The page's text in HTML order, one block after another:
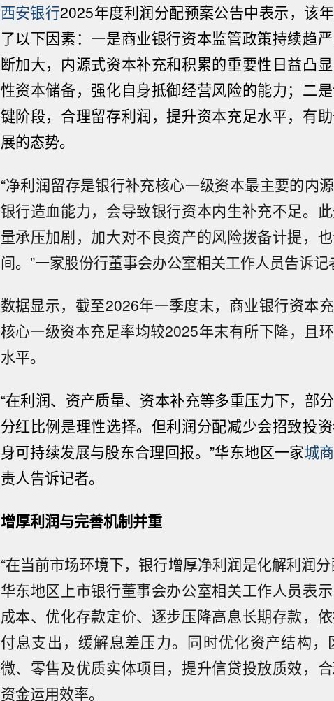
西安银行2025年度利润分配预案公告中表示，该
了以下因素：一是商业银行资本监管政策持续趋
断加大，内源式资本补充和积累的重要性日益凸
性资本储备，强化自身抵御经营风险的能力；二
键阶段，合理留存利润，提升资本充足水平，有
展的态势。
“净利润留存是银行补充核心一级资本最主要的内
银行造血能力，会导致银行资本内生补充不足。
量承压加剧，加大对不良资产的风险拨备计提，
间。”一家股份行董事会办公室相关工作人员告诉记
数据显示，截至2026年一季度末，商业银行资本
核心一级资本充足率均较2025年末有所下降，且
水平。
“在利润、资产质量、资本补充等多重压力下，部
分红比例是理性选择。但利润分配减少会招致投
身可持续发展与股东合理回报。”华东地区一家城
责人告诉记者。
增厚利润与完善机制并重
“在当前市场环境下，银行增厚净利润是化解利润
华东地区上市银行董事会办公室相关工作人员表
成本、优化存款定价、逐步压降高息长期存款，
付息支出，缓解息差压力。同时优化资产结构
微、零售及优质实体项目，提升信贷投放质效，
资金运用效率。